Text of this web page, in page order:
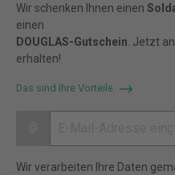
Wir schenken Ihnen einen
einen
DOUGLAS-Gutschein . Jetzt
erhalten!
Das sind Ihre Vorteile
Wir verarbeiten Ihre Daten